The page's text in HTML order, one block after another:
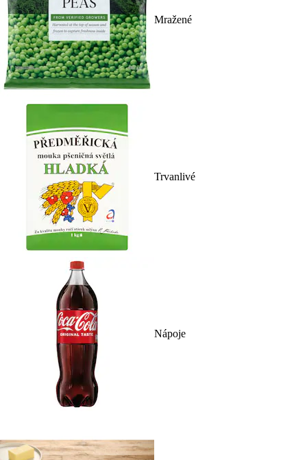
Mražené
Trvanlivé
Nápoje